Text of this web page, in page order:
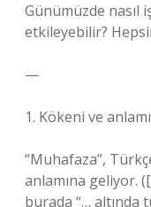
Günümüzde nasıl
etkileyebilir?
—
1. Kökeni ve anlamı
“Muhafaza”,
anlamına geliyor.
burada “… altında